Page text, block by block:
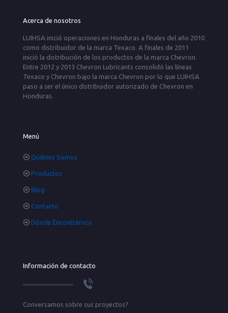
Acerca de nosotros
LUIHSA inició operaciones en Honduras a finales del año 2010
como distribuidor de la marca Texaco. A finales de 2011
inició la distribución de los productos de la marca Chevron.
Entre 2012 y 2013 Chevron Lubricants consolidó las líneas
Texaco y Chevron bajo la marca Chevron por lo que LUIHSA
paso a ser el único distribuidor autorizado de Chevron en
Honduras.
Menú
Quiénes Somos
Productos
Blog
Contacto
Dónde Encontrárnos
Información de contacto
Conversamos sobre sus proyectos?